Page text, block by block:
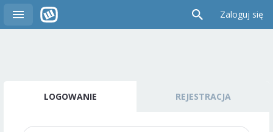
Zaloguj się
LOGOWANIE REJESTRACJA